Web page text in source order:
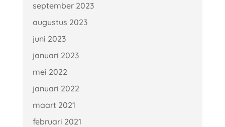
september 2023
augustus 2023
juni 2023
januari 2023
mei 2022
januari 2022
maart 2021
februari 2021